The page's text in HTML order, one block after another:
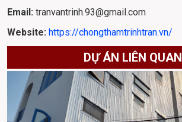
Email: tranvantrinh.93@gmail.com
Website: https://chongthamtrinhtran.vn/
DỰ ÁN LIÊN QUAN